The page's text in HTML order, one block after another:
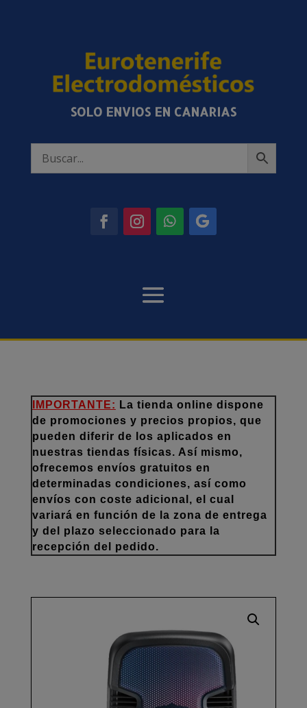
SOLO ENVIOS EN CANARIAS
IMPORTANTE: La tienda online dispone
de promociones y precios propios, que
pueden diferir de los aplicados en
nuestras tiendas físicas. Así mismo,
ofrecemos envíos gratuitos en
determinadas condiciones, así como
envíos con coste adicional, el cual
variará en función de la zona de entrega
y del plazo seleccionado para la
recepción del pedido.